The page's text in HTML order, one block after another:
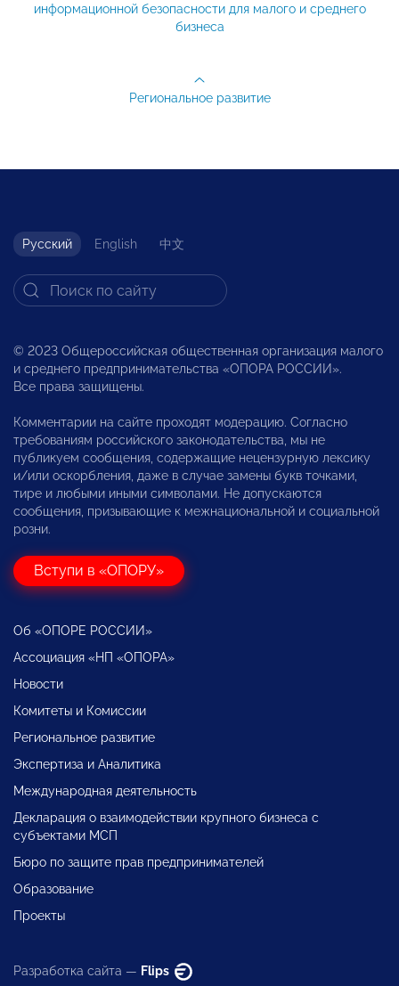
информационной безопасности для малого и среднего
бизнеса
Региональное развитие
Русский English 中文
© 2023 Общероссийская общественная организация малого
и среднего предпринимательства «ОПОРА РОССИИ».
Все права защищены.
Комментарии на сайте проходят модерацию. Согласно
требованиям российского законодательства, мы не
публикуем сообщения, содержащие нецензурную лексику
и/или оскорбления, даже в случае замены букв точками,
тире и любыми иными символами. Не допускаются
сообщения, призывающие к межнациональной и социальной
розни.
Вступи в «ОПОРУ»
Об «ОПОРЕ РОССИИ»
Ассоциация «НП «ОПОРА»
Новости
Комитеты и Комиссии
Региональное развитие
Экспертиза и Аналитика
Международная деятельность
Декларация о взаимодействии крупного бизнеса с
субъектами МСП
Бюро по защите прав предпринимателей
Образование
Проекты
Разработка сайта — Flips